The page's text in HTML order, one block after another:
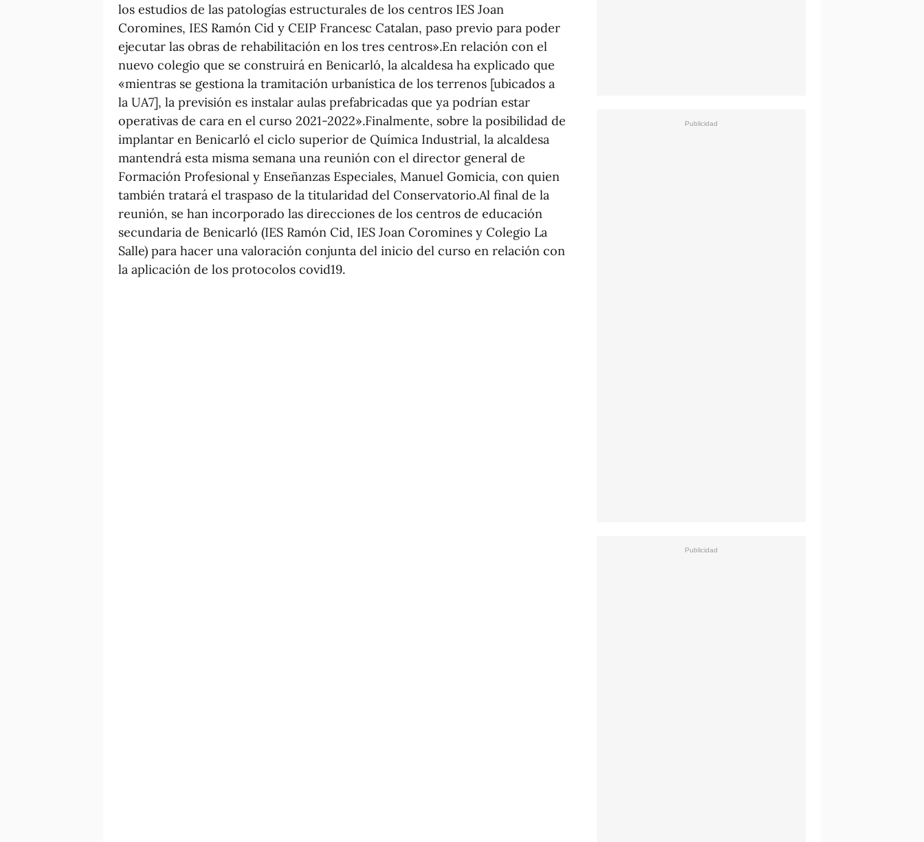
los estudios de las patologías estructurales de los centros IES Joan
Coromines, IES Ramón Cid y CEIP Francesc Catalan, paso previo para poder
ejecutar las obras de rehabilitación en los tres centros».En relación con el
nuevo colegio que se construirá en Benicarló, la alcaldesa ha explicado que
«mientras se gestiona la tramitación urbanística de los terrenos [ubicados a
la UA7], la previsión es instalar aulas prefabricadas que ya podrían estar
operativas de cara en el curso 2021-2022».Finalmente, sobre la posibilidad de
implantar en Benicarló el ciclo superior de Química Industrial, la alcaldesa
mantendrá esta misma semana una reunión con el director general de
Formación Profesional y Enseñanzas Especiales, Manuel Gomicia, con quien
también tratará el traspaso de la titularidad del Conservatorio.Al final de la
reunión, se han incorporado las direcciones de los centros de educación
secundaria de Benicarló (IES Ramón Cid, IES Joan Coromines y Colegio La
Salle) para hacer una valoración conjunta del inicio del curso en relación con
la aplicación de los protocolos covid19.